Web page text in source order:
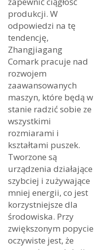
produkcji. W
odpowiedzi na tę
tendencję,
Zhangjiagang
Comark pracuje nad
rozwojem
zaawansowanych
maszyn, które będą w
stanie radzić sobie ze
wszystkimi
rozmiarami i
kształtami puszek.
Tworzone są
urządzenia działające
szybciej i zużywające
mniej energii, co jest
korzystniejsze dla
środowiska. Przy
zwiększonym popycie
oczywiste jest, że